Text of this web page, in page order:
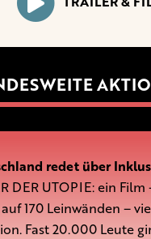
redet über
DER UTOPIE: ein
170 Leinwänden –
Fast 20.000 Leute